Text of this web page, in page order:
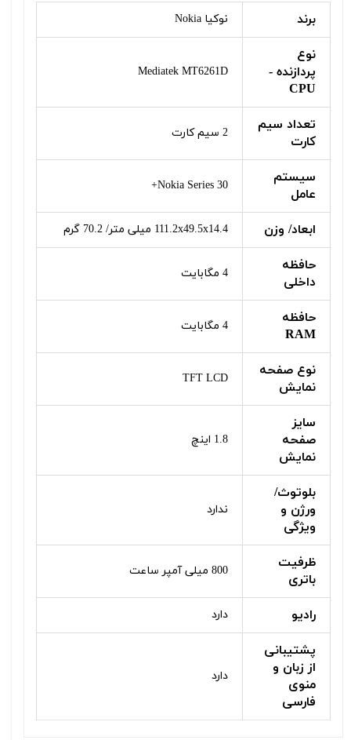
برند نوکیا Nokia
نوع
پردازنده -
CPU
Mediatek MT6261D
تعداد سیم
کارت
2 سیم کارت
سیستم
عامل
Nokia Series 30+
ابعاد/ وزن 111.2x49.5x14.4 میلی‌ متر/ 70.2 گرم
حافظه
داخلی
4 مگابایت
حافظه
RAM
4 مگابایت
نوع صفحه
نمایش
TFT LCD
سایز
صفحه
نمایش
1.8 اینچ
بلوتوث/
ورژن و
ویژگی
ندارد
ظرفیت
باتری
800 میلی آمپر ساعت
رادیو دارد
پشتیبانی
از زبان و
منوی
فارسی
دارد